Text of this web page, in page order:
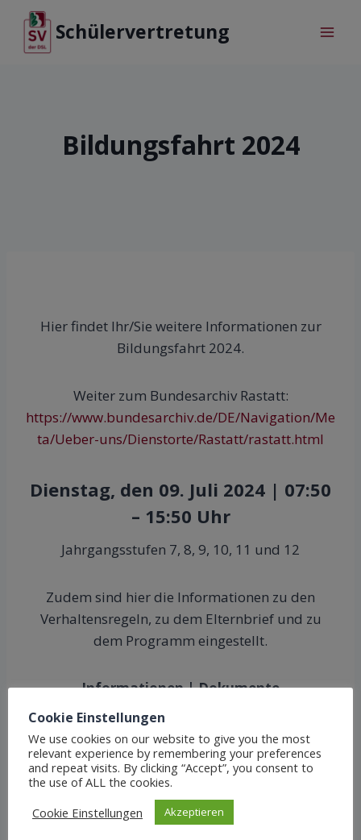
Schülervertretung
Bildungsfahrt 2024
Hier findet Ihr/Sie weitere Informationen zur
Bildungsfahrt 2024.
Weiter zum Bundesarchiv Rastatt:
https://www.bundesarchiv.de/DE/Navigation/Me
ta/Ueber-uns/Dienstorte/Rastatt/rastatt.html
Dienstag, den 09. Juli 2024 | 07:50
– 15:50 Uhr
Jahrgangsstufen 7, 8, 9, 10, 11 und 12
Zudem sind hier die Informationen zu den
Verhaltensregeln, zu dem Elternbrief und zu
dem Programm eingestellt.
Informationen |Dokumente
Allgemeines |
Verhaltensregeln/Besucherordnung
Brief | Eltern der Klassensprecher*innen
Cookie Einstellungen
We use cookies on our website to give you the most
relevant experience by remembering your preferences
and repeat visits. By clicking “Accept”, you consent to
the use of ALL the cookies.
Cookie Einstellungen
Akzeptieren